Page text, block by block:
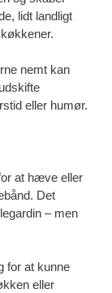
lidt landligt
nemt kan
eller humør.
at hæve eller
Det
– men
for at kunne
eller